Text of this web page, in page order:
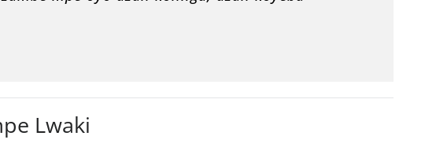
Lwaki